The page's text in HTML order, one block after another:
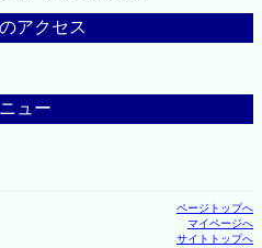
アクセス
ュー
ページトップへ
マイページへ
サイトトップへ